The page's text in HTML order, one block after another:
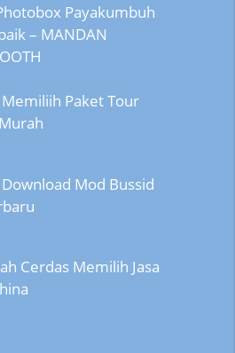
Payakumbuh
– MANDAN
Paket Tour
Mod Bussid
Cerdas Memilih Jasa